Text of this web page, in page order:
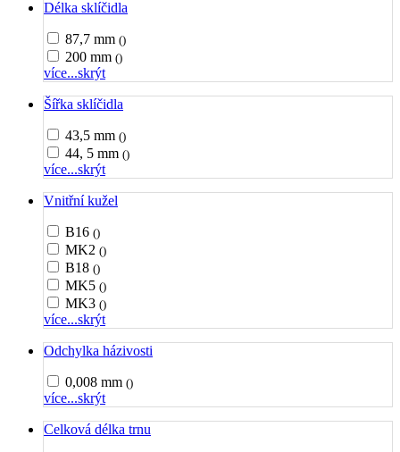
Délka sklíčidla
87,7 mm ()
200 mm ()
více...skrýt
Šířka sklíčidla
43,5 mm ()
44, 5 mm ()
více...skrýt
Vnitřní kužel
B16 ()
MK2 ()
B18 ()
MK5 ()
MK3 ()
více...skrýt
Odchylka házivosti
0,008 mm ()
více...skrýt
Celková délka trnu